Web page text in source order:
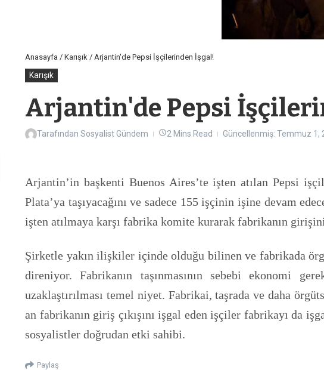
Anasayfa / Karışık / Arjantin'de Pepsi İşçilerinden İşgal!
Karışık
Arjantin'de Pepsi
Tarafından Sosyalist Gündem 2 Mins Read Güncellenmiş: Temmuz 1,
Arjantin’in başkenti Buenos Aires’te işten atılan Pepsi
Plata’ya taşıyacağını ve sadece 155 işçinin işine devam
işten atılmaya karşı fabrika komite kurarak fabrikanın
Şirketle yakın ilişkiler içinde olduğu bilinen ve fabrikada
direniyor. Fabrikanın taşınmasının sebebi ekonomi
uzaklaştırılması temel niyet. Fabrikai, taşrada ve daha
an fabrikanın giriş çıkışını işgal eden işçiler fabrikayı da
sosyalistler doğrudan etki sahibi.
Paylaş